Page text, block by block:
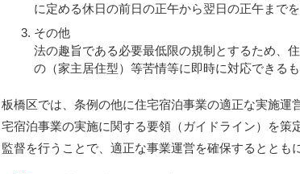
に定める休日の前日の正午から翌日の正午までを
その他
法の趣旨である必要最低限の規制とするため、
の（家主居住型）等苦情等に即時に対応できる
板橋区では、条例の他に住宅宿泊事業の適正な実施
宅宿泊事業の実施に関する要領（ガイドライン）を
監督を行うことで、適正な事業運営を確保するととも